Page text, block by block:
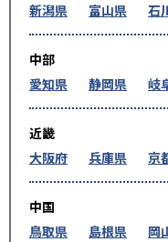
新潟県
富山県 石
中部
愛知県
静岡県 岐
近畿
大阪府
兵庫県 京
中国
鳥取県
島根県 岡